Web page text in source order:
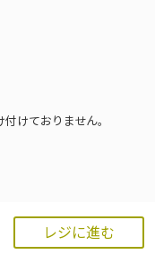
レジに進む
けておりません。